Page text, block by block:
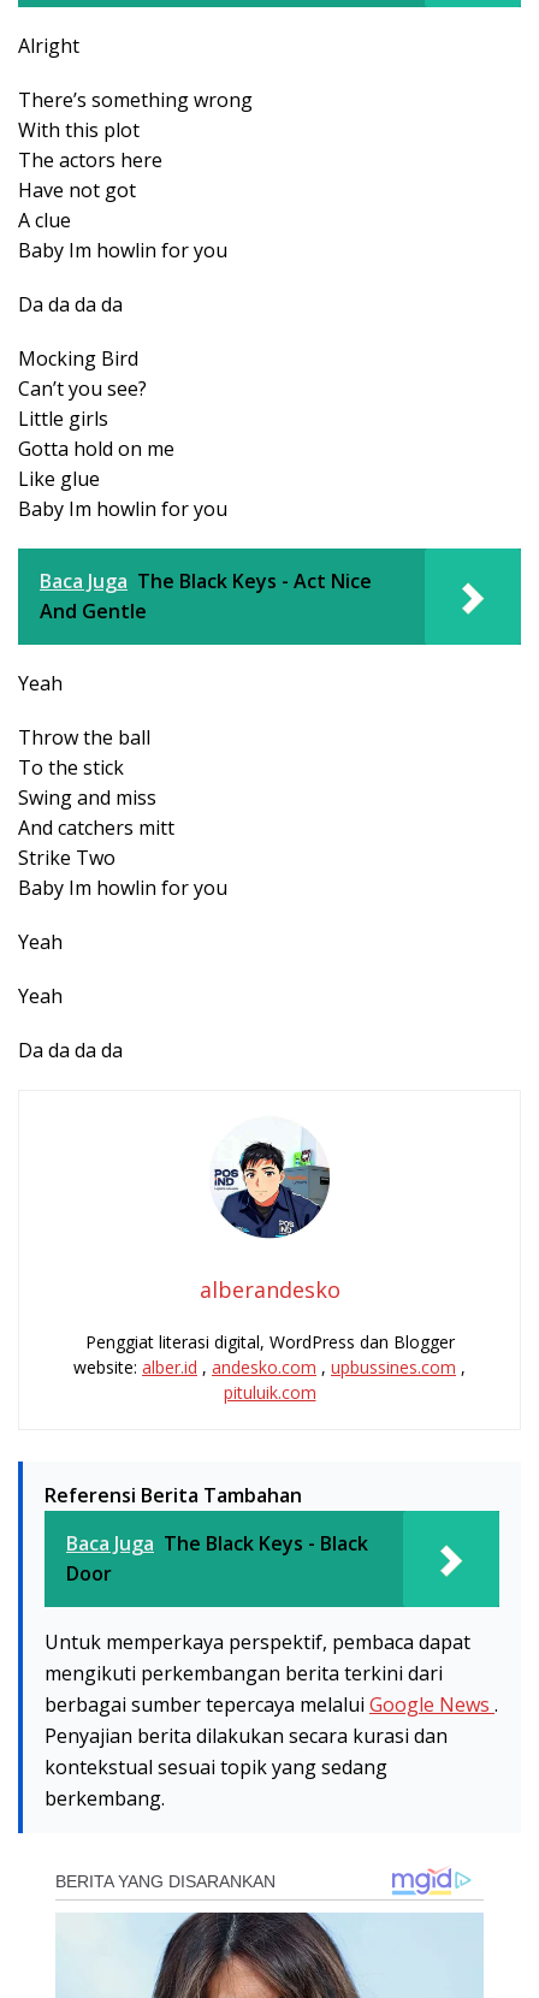
Alright
There’s something wrong
With this plot
The actors here
Have not got
A clue
Baby Im howlin for you
Da da da da
Mocking Bird
Can’t you see?
Little girls
Gotta hold on me
Like glue
Baby Im howlin for you
Baca Juga The Black Keys - Act Nice
And Gentle
Yeah
Throw the ball
To the stick
Swing and miss
And catchers mitt
Strike Two
Baby Im howlin for you
Yeah
Yeah
Da da da da
alberandesko
Penggiat literasi digital, WordPress dan Blogger
website: alber.id , andesko.com , upbussines.com ,
pituluik.com
Referensi Berita Tambahan
Baca Juga The Black Keys - Black
Door
Untuk memperkaya perspektif, pembaca dapat
mengikuti perkembangan berita terkini dari
berbagai sumber tepercaya melalui Google News .
Penyajian berita dilakukan secara kurasi dan
kontekstual sesuai topik yang sedang
berkembang.